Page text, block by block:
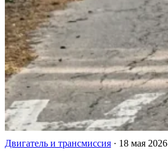
Двигатель и трансмиссия · 18 мая 2026